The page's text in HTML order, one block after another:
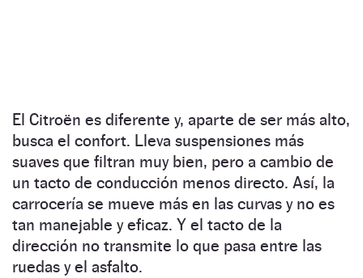
El Citroën es diferente y, aparte de ser más alto,
busca el confort. Lleva suspensiones más
suaves que filtran muy bien, pero a cambio de
un tacto de conducción menos directo. Así, la
carrocería se mueve más en las curvas y no es
tan manejable y eficaz. Y el tacto de la
dirección no transmite lo que pasa entre las
ruedas y el asfalto.